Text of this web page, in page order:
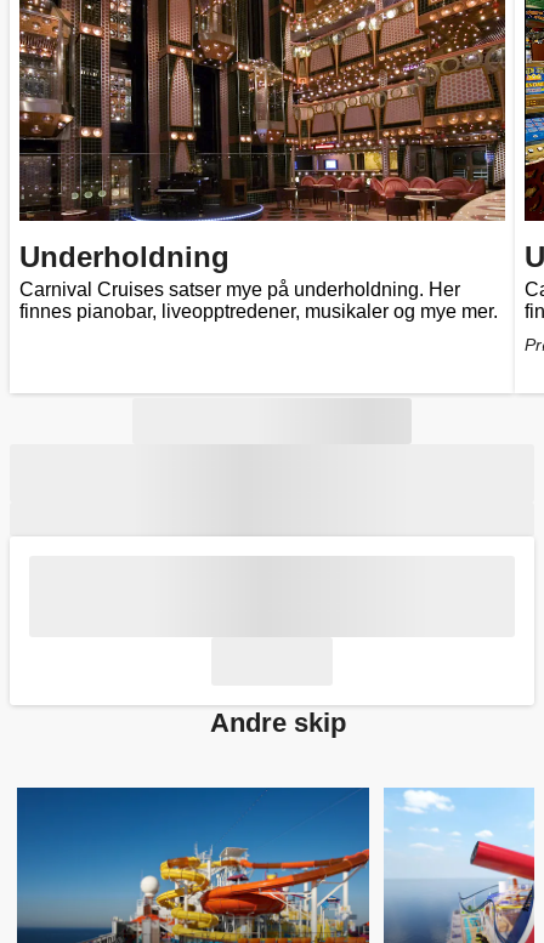
Underholdning
Carnival Cruises satser mye på underholdning. Her
finnes pianobar, liveopptredener, musikaler og mye mer.
Andre skip